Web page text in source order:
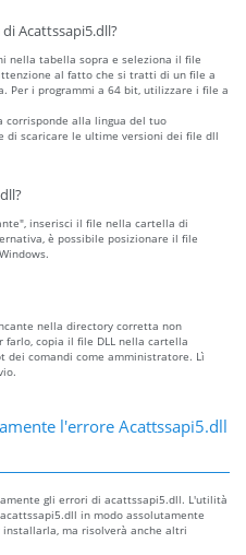
Acattssapi5.dll?
nella tabella sopra e seleziona il file
al fatto che si tratti di un file a
Per i programmi a 64 bit, utilizzare i file a
corrisponde alla lingua del tuo
di scaricare le ultime versioni dei file dll
inserisci il file nella cartella di
è possibile posizionare il file
nella directory corretta non
copia il file DLL nella cartella
dei comandi come amministratore. Lì
l'errore Acattssapi5.dll
gli errori di acattssapi5.dll. L'utilità
in modo assolutamente
ma risolverà anche altri